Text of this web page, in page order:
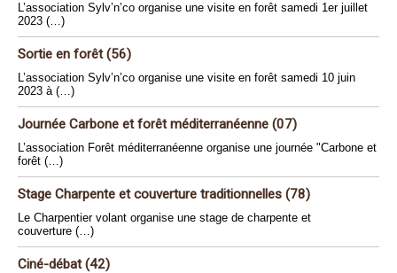
L’association Sylv’n’co organise une visite en forêt samedi 1er juillet
2023 (…)
Sortie en forêt (56)
L’association Sylv’n’co organise une visite en forêt samedi 10 juin
2023 à (…)
Journée Carbone et forêt méditerranéenne (07)
L’association Forêt méditerranéenne organise une journée "Carbone et
forêt (…)
Stage Charpente et couverture traditionnelles (78)
Le Charpentier volant organise une stage de charpente et
couverture (…)
Ciné-débat (42)